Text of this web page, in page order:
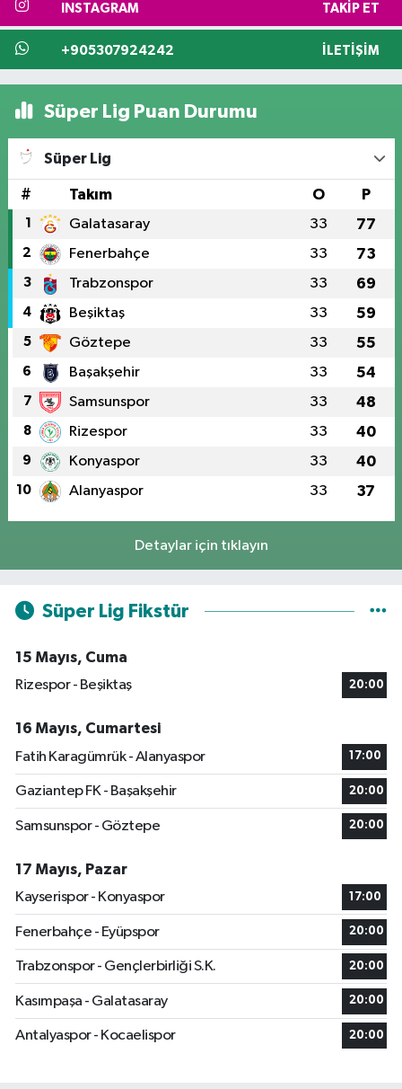
INSTAGRAM TAKIP ET
+905307924242 İLETIŞIM
Süper Lig Puan Durumu
Süper Lig
# Takım O P
1 Galatasaray 33 77
2 Fenerbahçe 33 73
3 Trabzonspor 33 69
4 Beşiktaş 33 59
5 Göztepe 33 55
6 Başakşehir 33 54
7 Samsunspor 33 48
8 Rizespor 33 40
9 Konyaspor 33 40
10 Alanyaspor 33 37
Detaylar için tıklayın
Süper Lig Fikstür
15 Mayıs, Cuma
Rizespor - Beşiktaş
20:00
16 Mayıs, Cumartesi
Fatih Karagümrük - Alanyaspor
17:00
Gaziantep FK - Başakşehir 20:00
Samsunspor - Göztepe 20:00
17 Mayıs, Pazar
Kayserispor - Konyaspor
17:00
Fenerbahçe - Eyüpspor 20:00
Trabzonspor - Gençlerbirliği S.K. 20:00
Kasımpaşa - Galatasaray 20:00
Antalyaspor - Kocaelispor 20:00